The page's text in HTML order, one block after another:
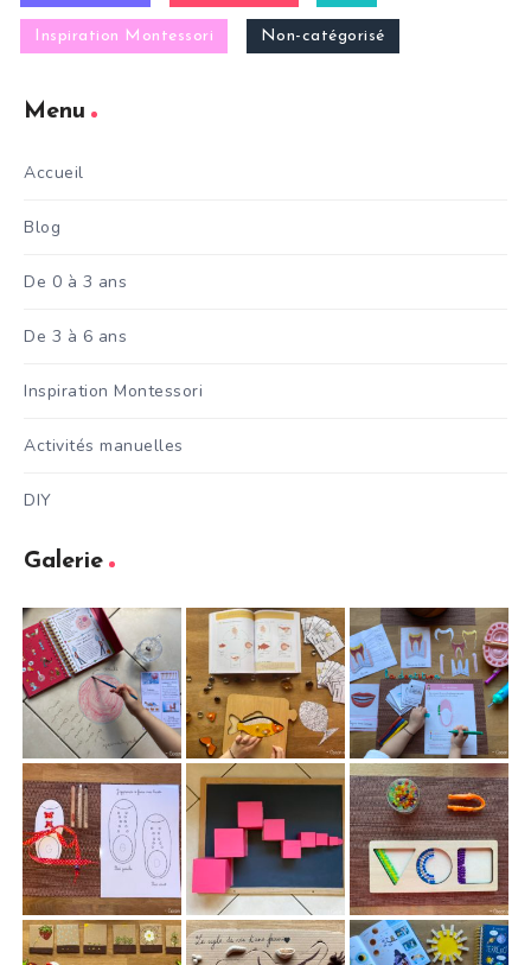
Inspiration Montessori Non-catégorisé
Menu
Accueil
Blog
De 0 à 3 ans
De 3 à 6 ans
Inspiration Montessori
Activités manuelles
DIY
Galerie